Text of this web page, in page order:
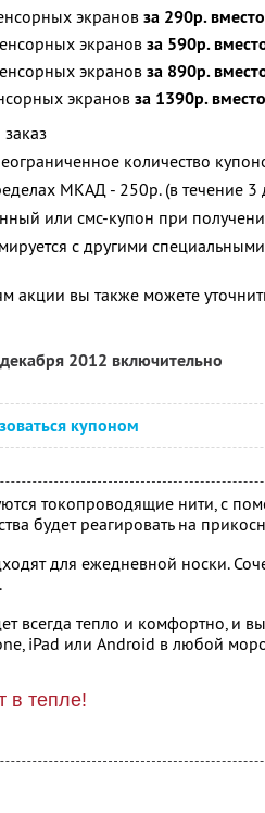
экранов за 290р.
экранов за 590р.
экранов за 890р.
экрановза 1390р.
количество
МКАД - 250р. (в течение 3
или смс-купон при
с другими
акции вы также можете
2012 включительно
купоном
токопроводящие нити, с
будет реагировать на
для ежедневной носки.
всегда тепло и комфортно, и
iPad или Android в любой
в тепле!